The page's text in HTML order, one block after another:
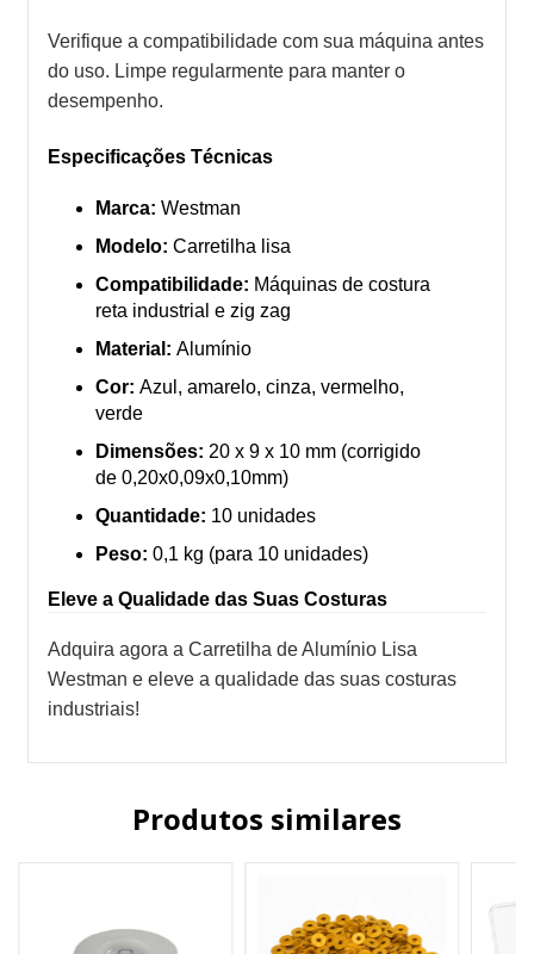
Verifique a compatibilidade com sua máquina antes
do uso. Limpe regularmente para manter o
desempenho.
Especificações Técnicas
Marca: Westman
Modelo: Carretilha lisa
Compatibilidade: Máquinas de costura
reta industrial e zig zag
Material: Alumínio
Cor: Azul, amarelo, cinza, vermelho,
verde
Dimensões: 20 x 9 x 10 mm (corrigido
de 0,20x0,09x0,10mm)
Quantidade: 10 unidades
Peso: 0,1 kg (para 10 unidades)
Eleve a Qualidade das Suas Costuras
Adquira agora a Carretilha de Alumínio Lisa
Westman e eleve a qualidade das suas costuras
industriais!
Produtos similares